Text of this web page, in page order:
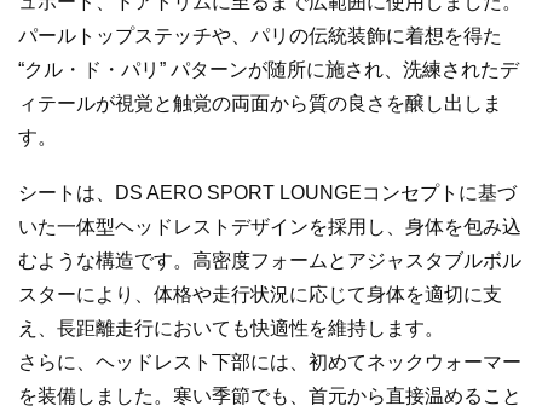
パールトップステッチや、パリの伝統装飾に着想を得た
“クル・ド・パリ” パターンが随所に施され、洗練されたデ
ィテールが視覚と触覚の両面から質の良さを醸し出しま
す。
シートは、DS AERO SPORT LOUNGEコンセプトに基づ
いた一体型ヘッドレストデザインを採用し、身体を包み込
むような構造です。高密度フォームとアジャスタブルボル
スターにより、体格や走行状況に応じて身体を適切に支
え、長距離走行においても快適性を維持します。
さらに、ヘッドレスト下部には、初めてネックウォーマー
を装備しました。寒い季節でも、首元から直接温めること